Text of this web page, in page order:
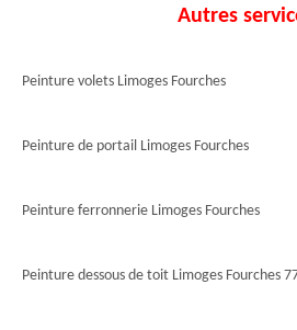
Autres
Peinture volets Limoges Fourches
Peinture de portail Limoges Fourches
Peinture ferronnerie Limoges Fourches
Peinture dessous de toit Limoges Fourches